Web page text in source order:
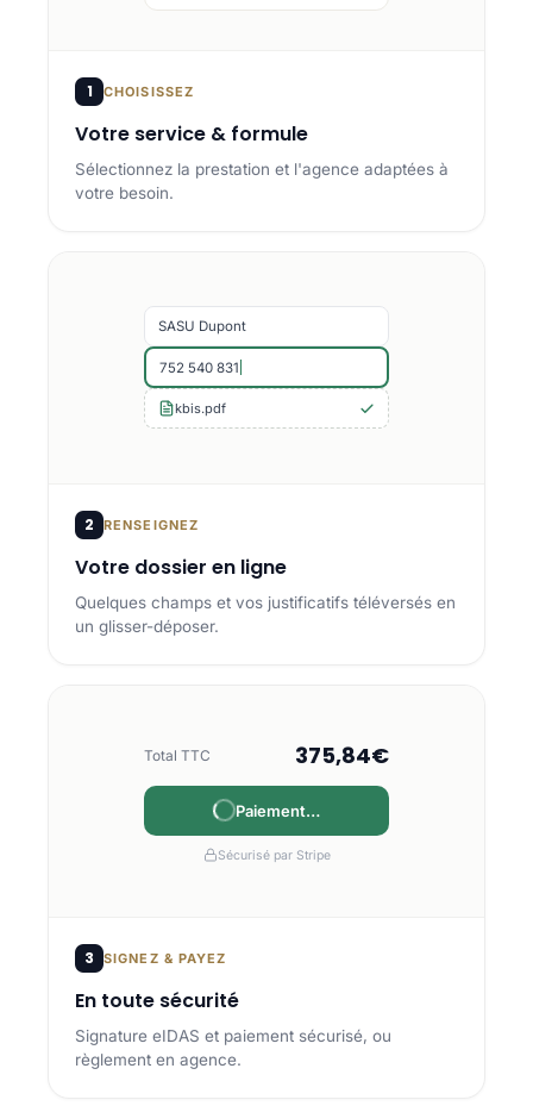
1 CHOISISSEZ
Votre service & formule
Sélectionnez la prestation et l'agence adaptées à
votre besoin.
SASU Dupont
752 540 831
kbis.pdf
2 RENSEIGNEZ
Votre dossier en ligne
Quelques champs et vos justificatifs téléversés en
un glisser-déposer.
Total TTC 375,84€
Paiement…
Sécurisé par Stripe
3 SIGNEZ & PAYEZ
En toute sécurité
Signature eIDAS et paiement sécurisé, ou
règlement en agence.